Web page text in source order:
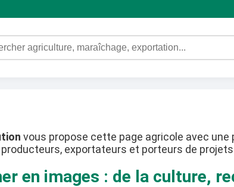
vous propose cette page agricole avec
exportateurs et porteurs de projets
en images : de la culture,